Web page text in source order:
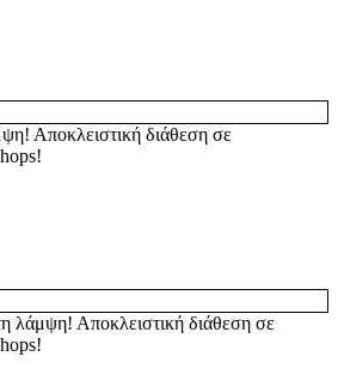
Αποκλειστική διάθεση σε
λάμψη! Αποκλειστική διάθεση σε